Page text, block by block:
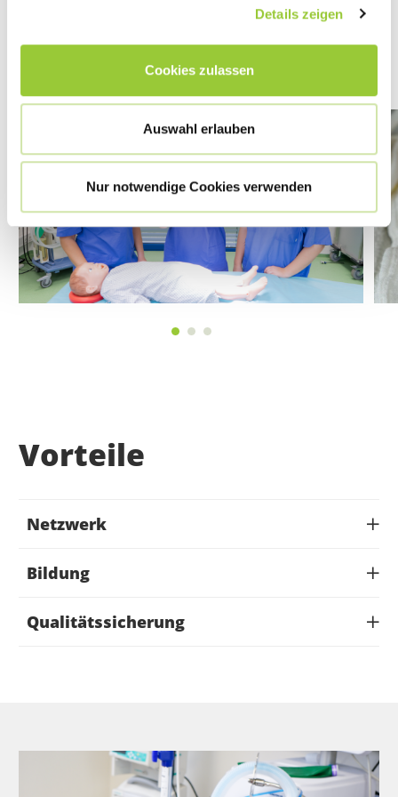
Details zeigen
Cookies zulassen
Auswahl erlauben
Nur notwendige Cookies verwenden
Vorteile
Netzwerk
Bildung
Qualitätssicherung